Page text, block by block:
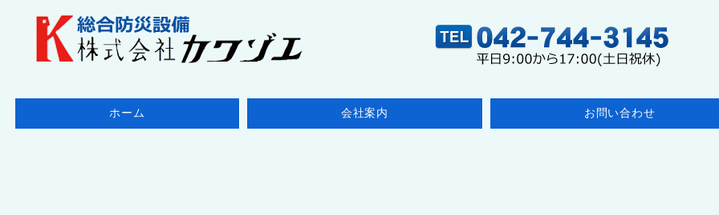
ホーム 会社案内 お問い合わせ